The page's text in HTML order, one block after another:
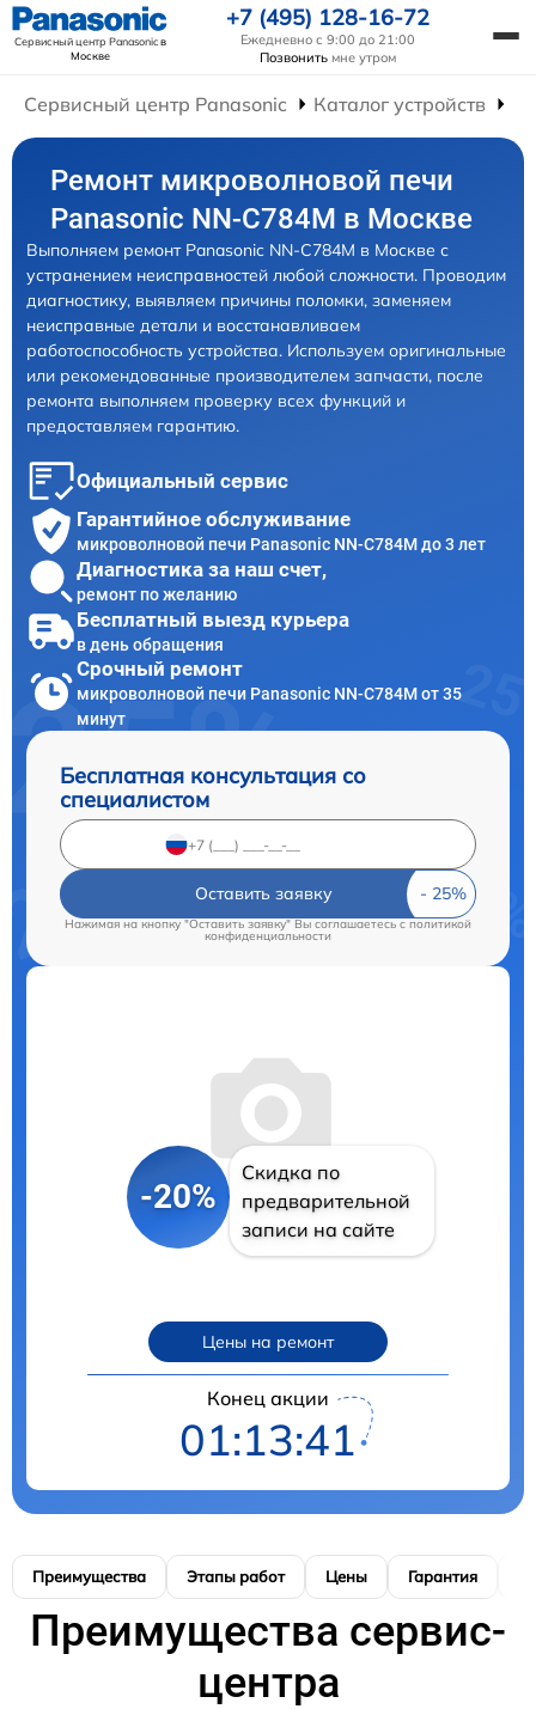
Сервисный центр Panasonicв
Москве
+7 (495) 128-16-72
Ежедневно с 9:00 до 21:00
Позвонить мне утром
Сервисный центр Panasonic Каталог устройств
Ремонт микроволновой печи
Panasonic NN-C784M в Москве
Выполняем ремонт Panasonic NN-C784M в Москве с
устранением неисправностей любой сложности. Проводим
диагностику, выявляем причины поломки, заменяем
неисправные детали и восстанавливаем
работоспособность устройства. Используем оригинальные
или рекомендованные производителем запчасти, после
ремонта выполняем проверку всех функций и
предоставляем гарантию.
Официальный сервис
Гарантийное обслуживание
микроволновой печи Panasonic NN-C784M до 3 лет
Диагностика за наш счет,
ремонт по желанию
Бесплатный выезд курьера
в день обращения
Срочный ремонт
микроволновой печи Panasonic NN-C784M от 35
минут
Бесплатная консультация со
специалистом
Оставить заявку
Нажимая на кнопку "Оставить заявку" Вы соглашаетесь cполитикой
конфиденциальности
-20%
Скидка по
предварительной
записи на сайте
Цены на ремонт
Конец акции
01:13:40
Преимущества Этапы работ Цены Гарантия
Преимущества сервис-
центра